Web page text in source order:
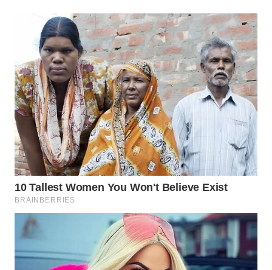
GORONTALO
WN
SULUT
WN
MALUKU
WN
MALUT
WN
DAIRI
WN
DANAU
TOBA